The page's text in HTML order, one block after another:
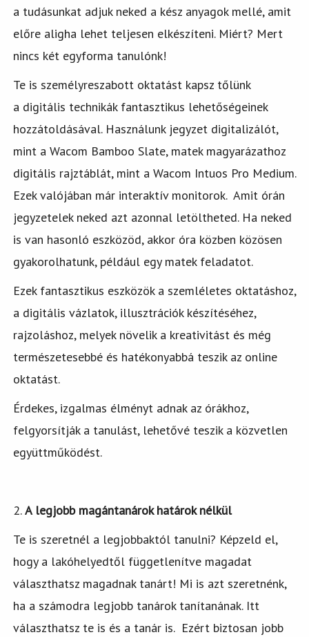
a tudásunkat adjuk neked a kész anyagok mellé, amit
előre aligha lehet teljesen elkészíteni. Miért? Mert
nincs két egyforma tanulónk!
Te is személyreszabott oktatást kapsz tőlünk
a digitális technikák fantasztikus lehetőségeinek
hozzátoldásával. Használunk jegyzet digitalizálót,
mint a Wacom Bamboo Slate, matek magyarázathoz
digitális rajztáblát, mint a Wacom Intuos Pro Medium.
Ezek valójában már interaktív monitorok. Amit órán
jegyzetelek neked azt azonnal letöltheted. Ha neked
is van hasonló eszközöd, akkor óra közben közösen
gyakorolhatunk, például egy matek feladatot.
Ezek fantasztikus eszközök a szemléletes oktatáshoz,
a digitális vázlatok, illusztrációk készítéséhez,
rajzoláshoz, melyek növelik a kreativitást és még
természetesebbé és hatékonyabbá teszik az online
oktatást.
Érdekes, izgalmas élményt adnak az órákhoz,
felgyorsítják a tanulást, lehetővé teszik a közvetlen
együttműködést.
2.A legjobb magántanárok határok nélkül
Te is szeretnél a legjobbaktól tanulni? Képzeld el,
hogy a lakóhelyedtől függetlenítve magadat
választhatsz magadnak tanárt! Mi is azt szeretnénk,
ha a számodra legjobb tanárok tanítanának. Itt
választhatsz te is és a tanár is. Ezért biztosan jobb